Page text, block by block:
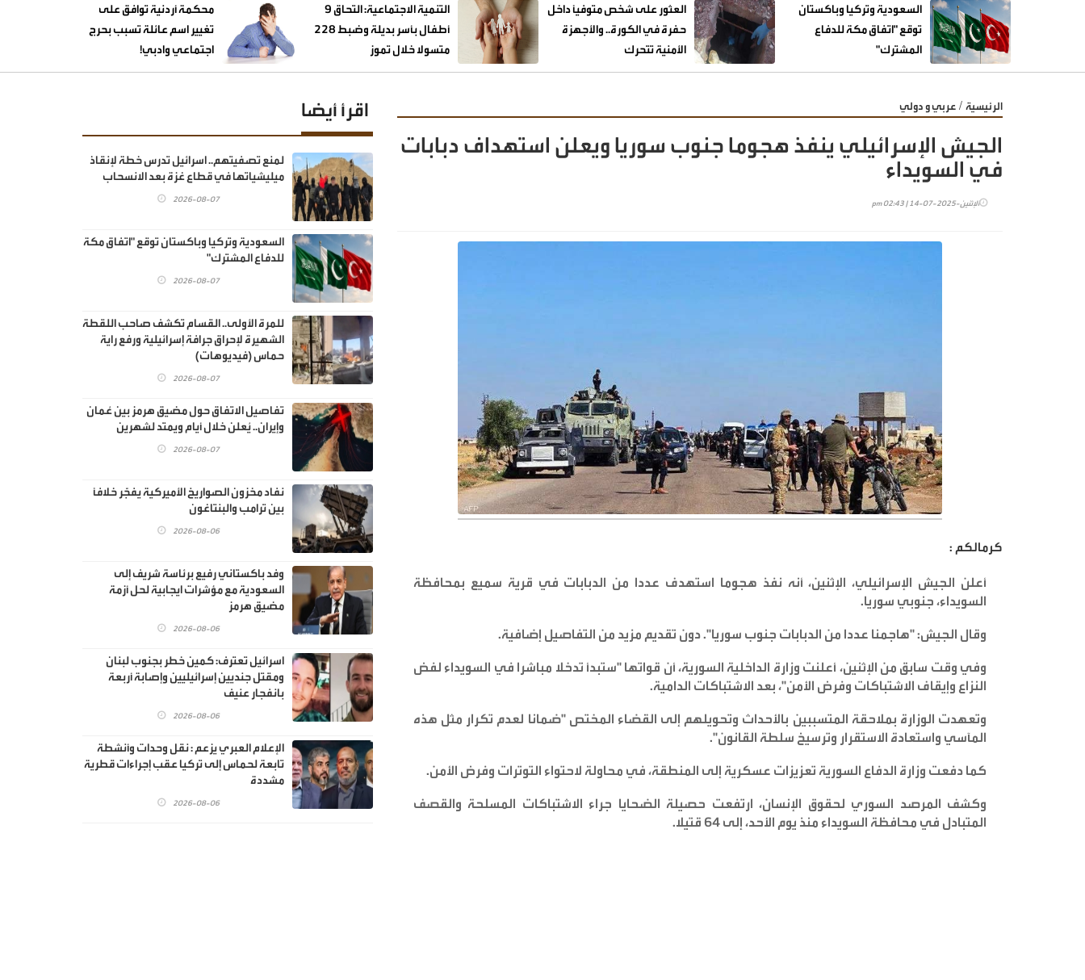
السعودية وتركيا وباكستان
توقع "اتفاق مكة للدفاع
المشترك"
العثور على شخص متوفيًا داخل
حفرة في الكورة.. والأجهزة
الأمنية تتحرك
‏التنمية الاجتماعية: التحاق 9
أطفال بأسر بديلة وضبط 228
متسولا خلال تموز
محكمة أردنية توافق على
تغيير اسم عائلة تسبب بحرج
اجتماعي وادبي!
الرئيسية / عربي و دولي
الجيش الإسرائيلي ينفذ هجوما جنوب سوريا ويعلن استهداف دبابات
في السويداء
الإثنين-2025-07-14 | 02:43 pm
كرمالكم :
أعلن الجيش الإسرائيلي، الإثنين، أنه نفذ هجوما استهدف عددا من الدبابات في قرية سميع بمحافظة
السويداء، جنوبي سوريا.
وقال الجيش: "هاجمنا عددا من الدبابات جنوب سوريا". دون تقديم مزيد من التفاصيل إضافية.
وفي وقت سابق من الإثنين، أعلنت وزارة الداخلية السورية، أن قواتها "ستبدأ تدخلا مباشرا في السويداء لفض
النزاع وإيقاف الاشتباكات وفرض الأمن"، بعد الاشتباكات الدامية.
وتعهدت الوزارة بملاحقة المتسببين بالأحداث وتحويلهم إلى القضاء المختص "ضمانا لعدم تكرار مثل هذه
المآسي واستعادة الاستقرار وترسيخ سلطة القانون".
كما دفعت وزارة الدفاع السورية تعزيزات عسكرية إلى المنطقة، في محاولة لاحتواء التوترات وفرض الأمن.
وكشف المرصد السوري لحقوق الإنسان، ارتفعت حصيلة الضحايا جراء الاشتباكات المسلحة والقصف
المتبادل في محافظة السويداء منذ يوم الأحد، إلى 64 قتيلا
.
اقرأ أيضا
لمنع تصفيتهم.. اسرائيل تدرس خطة لإنقاذ
ميليشياتها في قطاع غزة بعد الانسحاب
2026-08-07
السعودية وتركيا وباكستان توقع "اتفاق مكة
للدفاع المشترك"
2026-08-07
للمرة الأولى.. القسام تكشف صاحب اللقطة
الشهيرة لإحراق جرافة إسرائيلية ورفع راية
حماس (فيديوهات)
2026-08-07
تفاصيل الاتفاق حول مضيق هرمز بين عُمان
وإيران.. يُعلن خلال أيام ويمتد لشهرين
2026-08-07
نفاد مخزون الصواريخ الأميركية يفجّر خلافًا
بين ترامب والبنتاغون
2026-08-06
وفد باكستاني رفيع برئاسة شريف إلى
السعودية مع مؤشرات ايجابية لحل أزمة
مضيق هرمز
2026-08-06
اسرائيل تعترف: كمين خطر بجنوب لبنان
ومقتل جنديين إسرائيليين وإصابة أربعة
بانفجار عنيف
2026-08-06
الإعلام العبري يزعم : نقل وحدات وأنشطة
تابعة لحماس إلى تركيا عقب إجراءات قطرية
مشددة
2026-08-06